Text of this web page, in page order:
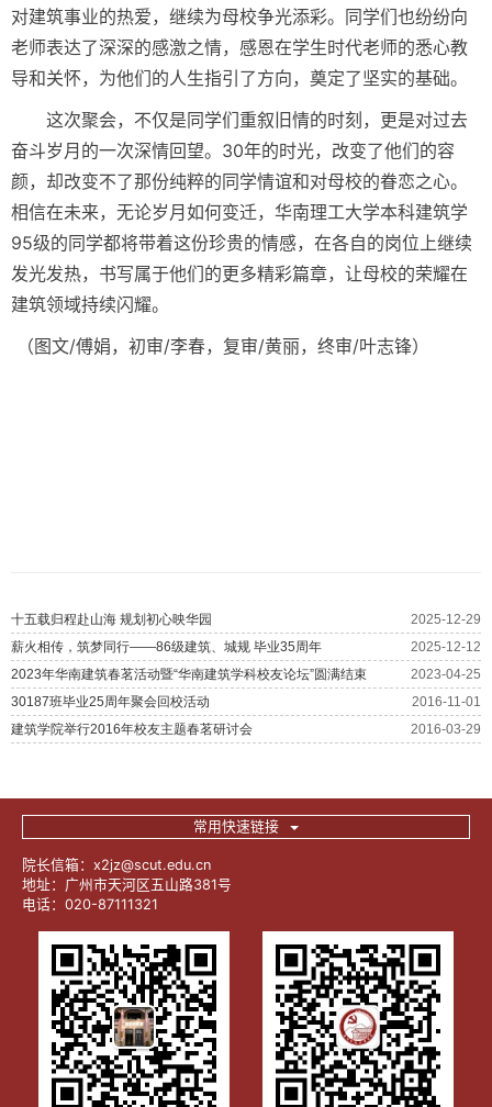
对建筑事业的热爱，继续为母校争光添彩。同学们也纷纷向
老师表达了深深的感激之情，感恩在学生时代老师的悉心教
导和关怀，为他们的人生指引了方向，奠定了坚实的基础。
这次聚会，不仅是同学们重叙旧情的时刻，更是对过去
奋斗岁月的一次深情回望。30年的时光，改变了他们的容
颜，却改变不了那份纯粹的同学情谊和对母校的眷恋之心。
相信在未来，无论岁月如何变迁，华南理工大学本科建筑学
95级的同学都将带着这份珍贵的情感，在各自的岗位上继续
发光发热，书写属于他们的更多精彩篇章，让母校的荣耀在
建筑领域持续闪耀。
（图文/傅娟，初审/李春，复审/黄丽，终审/叶志锋）
常用快速链接
院长信箱：x2jz@scut.edu.cn
地址：广州市天河区五山路381号
电话：020-87111321